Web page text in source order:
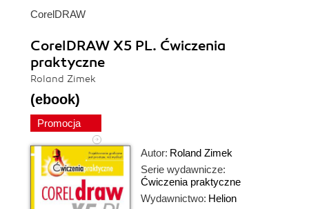
CorelDRAW
CorelDRAW X5 PL. Ćwiczenia
praktyczne
Roland Zimek
(ebook)
Promocja
Autor: Roland Zimek
Serie wydawnicze:
Ćwiczenia praktyczne
Wydawnictwo: Helion